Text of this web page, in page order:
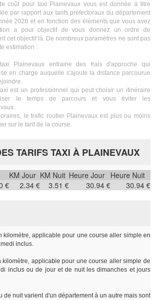
coût pour taxi Plainevaux vous est donnée à titre
par rapport aux tarifs préfectoraux du département
2026 et en fonction des éléments que vous avez
a pour objectif de vous donnez un ordre de
cet objectif là. De nombreux paramètres ne sont pas
estimation :
Plainevaux entraine des frais d'approche qui
en charge auquelle s'ajoute la distance parcourue
est un professionnel qui peut choisir un itinéraire
le temps de parcours et vous éviter les
le trafic routier Plainevaux est plus ou moins
sur le tarif de la course.
TARIFS TAXI À PLAINEVAUX
KM Jour KM Nuit Heure Jour Heure Nuit
€ 2.34 € 3.51 € 30.94 € 30.94 €
kilomètre, applicable pour une course aller simple en
inclus.
kilomètre, applicable pour une course aller simple de
inclus ou de jour et de nuit les dimanches et jours
de nuit varient d'un département à un autre mais sont